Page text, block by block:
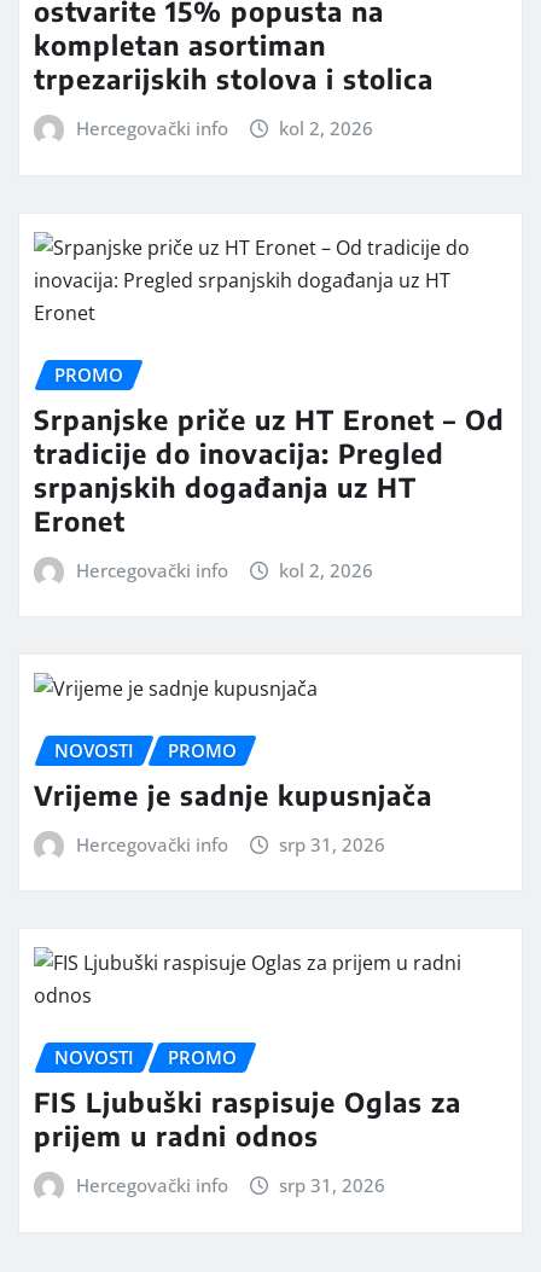
ostvarite 15% popusta na
kompletan asortiman
trpezarijskih stolova i stolica
Hercegovački info kol 2, 2026
PROMO
Srpanjske priče uz HT Eronet – Od
tradicije do inovacija: Pregled
srpanjskih događanja uz HT
Eronet
Hercegovački info kol 2, 2026
NOVOSTI PROMO
Vrijeme je sadnje kupusnjača
Hercegovački info srp 31, 2026
NOVOSTI PROMO
FIS Ljubuški raspisuje Oglas za
prijem u radni odnos
Hercegovački info srp 31, 2026